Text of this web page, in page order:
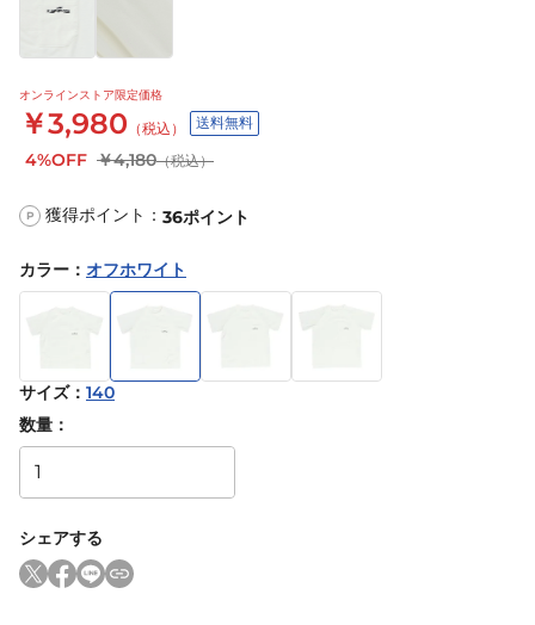
オンラインストア限定価格
￥3,980 （税込） 送料無料
4%OFF ￥4,180（税込）
P 獲得ポイント： 36ポイント
カラー ： オフホワイト
サイズ： 140
数量：
シェアする